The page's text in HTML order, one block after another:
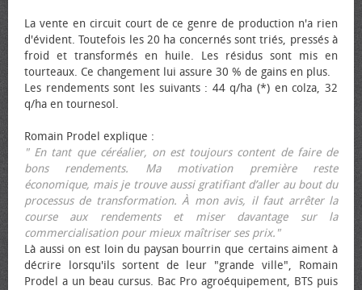
La vente en circuit court de ce genre de production n'a rien
d'évident. Toutefois les 20 ha concernés sont triés, pressés à
froid et transformés en huile. Les résidus sont mis en
tourteaux. Ce changement lui assure 30 % de gains en plus.
Les rendements sont les suivants : 44 q/ha (*) en colza, 32
q/ha en tournesol.
Romain Prodel explique :
" En tant que céréalier, on est toujours content de faire de
bons rendements. Ma motivation première reste
économique, mais je trouve aussi gratifiant d’aller au bout du
processus de transformation. À mon avis, il faut arrêter la
course aux rendements et miser davantage sur la
commercialisation pour mieux maîtriser ses prix."
Là aussi on est loin du paysan bourrin que certains aiment à
décrire lorsqu'ils sortent de leur "grande ville", Romain
Prodel a un beau cursus. Bac Pro agroéquipement, BTS puis